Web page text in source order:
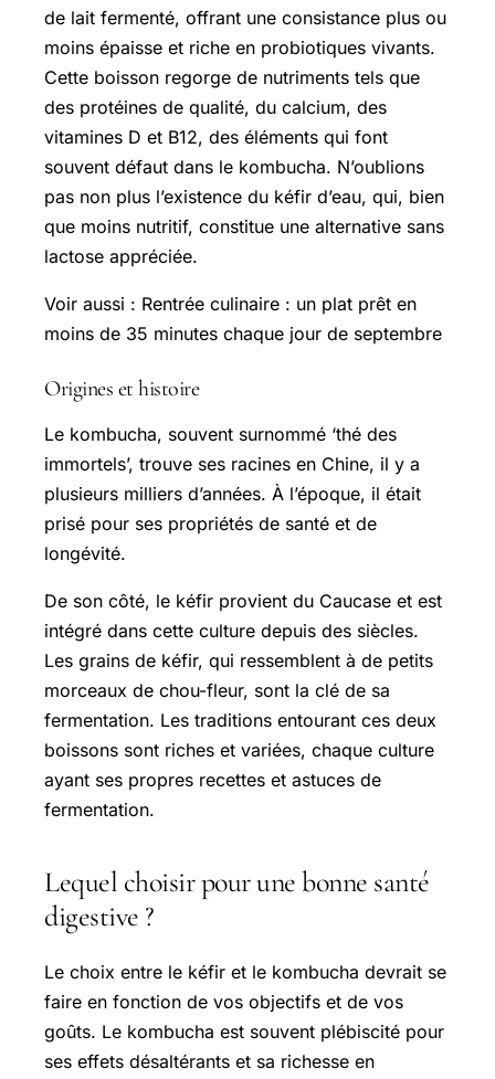
de lait fermenté, offrant une consistance plus ou
moins épaisse et riche en probiotiques vivants.
Cette boisson regorge de nutriments tels que
des protéines de qualité, du calcium, des
vitamines D et B12, des éléments qui font
souvent défaut dans le kombucha. N’oublions
pas non plus l’existence du kéfir d’eau, qui, bien
que moins nutritif, constitue une alternative sans
lactose appréciée.
Voir aussi : Rentrée culinaire : un plat prêt en
moins de 35 minutes chaque jour de septembre
Origines et histoire
Le kombucha, souvent surnommé ‘thé des
immortels’, trouve ses racines en Chine, il y a
plusieurs milliers d’années. À l’époque, il était
prisé pour ses propriétés de santé et de
longévité.
De son côté, le kéfir provient du Caucase et est
intégré dans cette culture depuis des siècles.
Les grains de kéfir, qui ressemblent à de petits
morceaux de chou-fleur, sont la clé de sa
fermentation. Les traditions entourant ces deux
boissons sont riches et variées, chaque culture
ayant ses propres recettes et astuces de
fermentation.
Lequel choisir pour une bonne santé
digestive ?
Le choix entre le kéfir et le kombucha devrait se
faire en fonction de vos objectifs et de vos
goûts. Le kombucha est souvent plébiscité pour
ses effets désaltérants et sa richesse en